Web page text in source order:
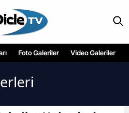
Foto Galeriler Video Galeriler